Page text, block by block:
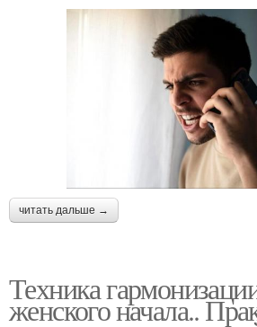
читать дальше →
Техника
женского начала..